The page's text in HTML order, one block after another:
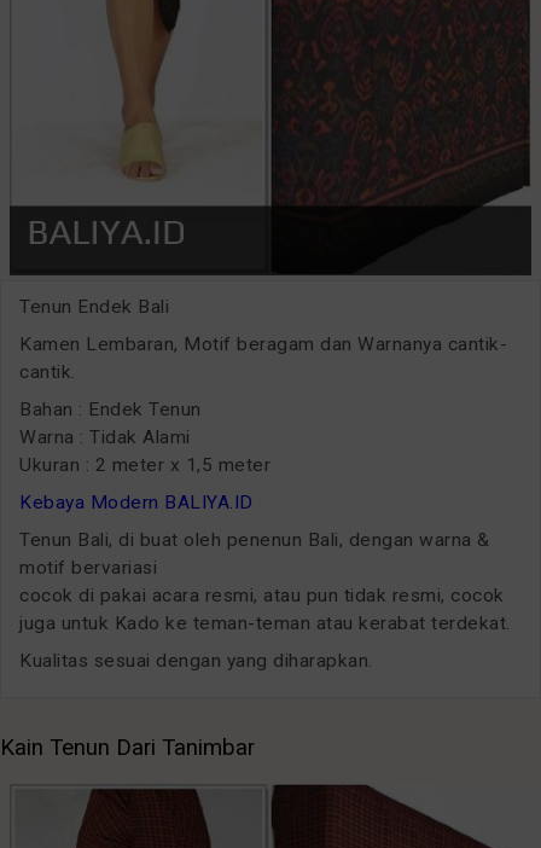
Tenun Endek Bali
Kamen Lembaran, Motif beragam dan Warnanya cantik-
cantik.
Bahan : Endek Tenun
Warna : Tidak Alami
Ukuran : 2 meter x 1,5 meter
Kebaya Modern BALIYA.ID
Tenun Bali, di buat oleh penenun Bali, dengan warna &
motif bervariasi
cocok di pakai acara resmi, atau pun tidak resmi, cocok
juga untuk Kado ke teman-teman atau kerabat terdekat.
Kualitas sesuai dengan yang diharapkan.
Kain Tenun Dari Tanimbar